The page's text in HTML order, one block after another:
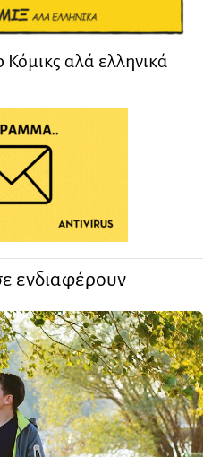
αλά ελληνικά
ενδιαφέρουν